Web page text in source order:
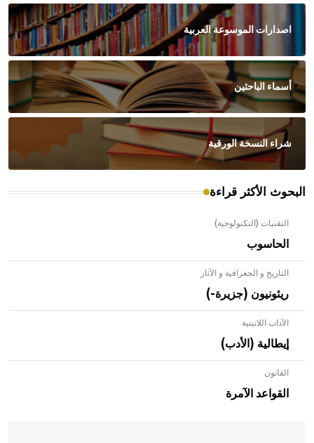
اصدارات الموسوعة العربية
أسماء الباحثين
شراء النسخة الورقية
البحوث الأكثر قراءة
التقنيات (التكنولوجية)
الحاسوب
التاريخ و الجغرافية و الآثار
ريئونيون (جزيرة-)
الآداب اللاتينية
إيطالية (الأدب)
القانون
القواعد الآمرة
- هل تعلم أن الأبلق نوع من الفنون الهندسية التي ارتبطت
بالعمارة الإسلامية في بلاد الشام ومصر خاصة، حيث يحرص
المعمار على بناء مداميكه وخاصة في الواجهات